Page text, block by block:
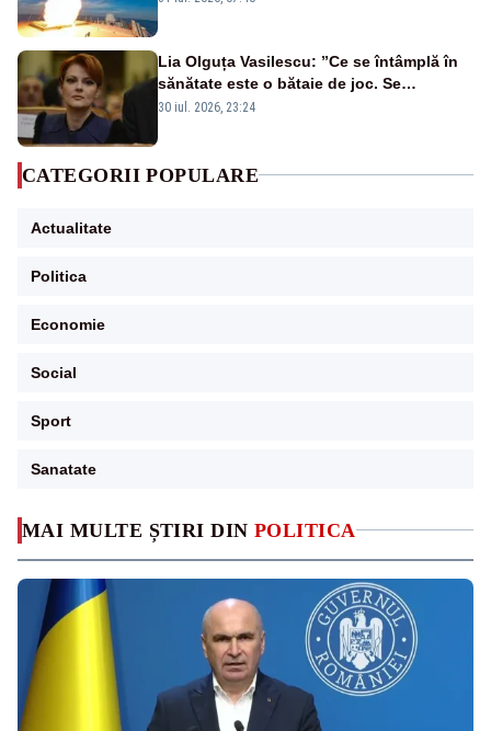
MAI MULTE ȘTIRI DIN POLITICA
Lia Olguța Vasilescu: ”Ce se întâmplă în
sănătate este o bătaie de joc. Se
guvernează extraordinar de prost”
30 iul. 2026, 23:24
CATEGORII POPULARE
Actualitate
Politica
Economie
Social
Sport
Sanatate